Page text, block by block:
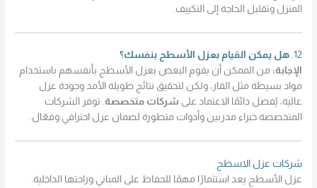
المنزل وتقليل الحاجة إلى التكييف.
12. هل يمكن القيام بعزل الأسطح بنفسك؟
الإجابة: من الممكن أن يقوم البعض بعزل الأسطح بأنفسهم باستخدام
مواد بسيطة مثل القار، ولكن لتحقيق نتائج طويلة الأمد وجودة عزل
عالية، يُفضل دائمًا الاعتماد على شركات متخصصة. توفر الشركات
المتخصصة خبراء مدربين وأدوات متطورة لضمان عزل احترافي وفعّال.
شركات عزل الاسطح
عزل الأسطح يعد استثمارًا مهمًا للحفاظ على المباني وراحتها الداخلية.